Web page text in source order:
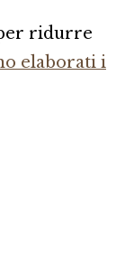
ridurre
elaborati i